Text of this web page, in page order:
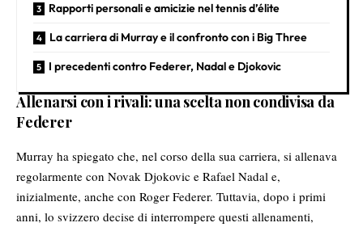
Rapporti personali e amicizie nel tennis d’élite
La carriera di Murray e il confronto con i Big Three
I precedenti contro Federer, Nadal e Djokovic
Allenarsi con i rivali: una scelta non condivisa da
Federer
Murray ha spiegato che, nel corso della sua carriera, si allenava
regolarmente con Novak Djokovic e Rafael Nadal e,
inizialmente, anche con Roger Federer. Tuttavia, dopo i primi
anni, lo svizzero decise di interrompere questi allenamenti,